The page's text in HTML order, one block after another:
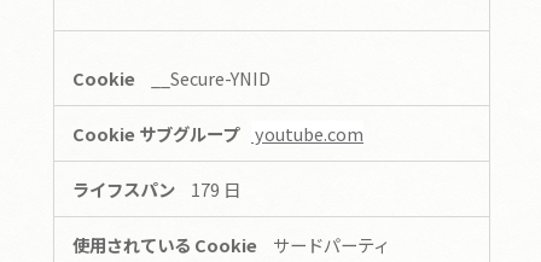
__Secure-YNID
youtube.com
179 日
サードパーティ